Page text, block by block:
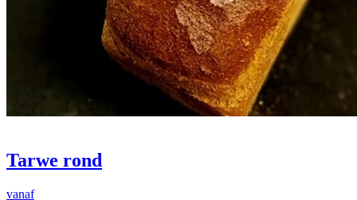
Tarwe rond
vanaf